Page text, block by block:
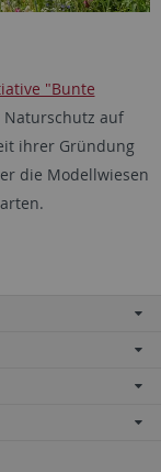
"Bunte
auf
ihrer Gründung
die Modellwiesen